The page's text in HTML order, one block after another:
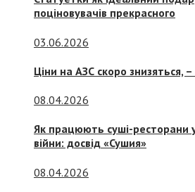
поціновувачів прекрасного
03.06.2026
Ціни на АЗС скоро знизяться, –
08.04.2026
Як працюють суші-ресторани
війни: досвід «Сушия»
08.04.2026